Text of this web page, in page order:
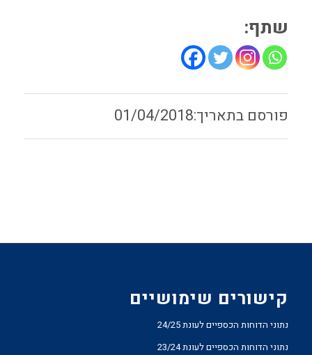
שתף:
01/04/2018
קישורים שימושיים
נתוני הדוחות הכספיים לעונת 24/25
נתוני הדוחות הכספיים לעונת 23/24